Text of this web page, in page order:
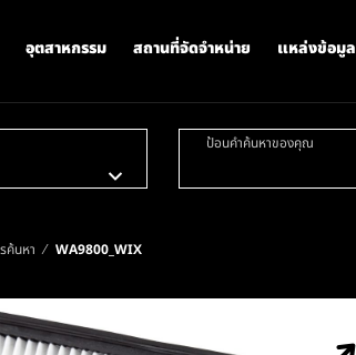
อุตสาหกรรม สถานที่จัดจำหน่าย แหล่งข้อมูล
ป้อนคำค้นหาของคุณ
ค้นหา WA9800_WIX